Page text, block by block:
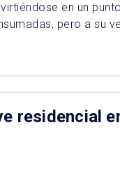
en un
pero a su
residencial